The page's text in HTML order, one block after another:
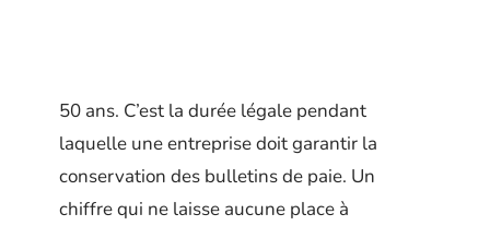
50 ans. C’est la durée légale pendant
laquelle une entreprise doit garantir la
conservation des bulletins de paie. Un
chiffre qui ne laisse aucune place à